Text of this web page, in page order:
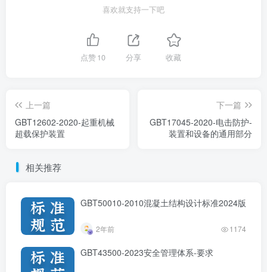
喜欢就支持一下吧
点赞10 分享 收藏
上一篇
GBT12602-2020-起重机械
超载保护装置
下一篇
GBT17045-2020-电击防护-
装置和设备的通用部分
相关推荐
GBT50010-2010混凝土结构设计标准2024版
2年前 1174
GBT43500-2023安全管理体系-要求